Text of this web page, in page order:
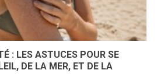
: LES ASTUCES POUR SE
DE LA MER, ET DE LA